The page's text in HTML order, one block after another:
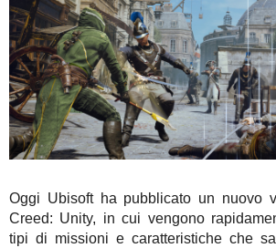
Oggi Ubisoft ha pubblicato un nuovo
Creed: Unity, in cui vengono
tipi di missioni e caratteristiche che